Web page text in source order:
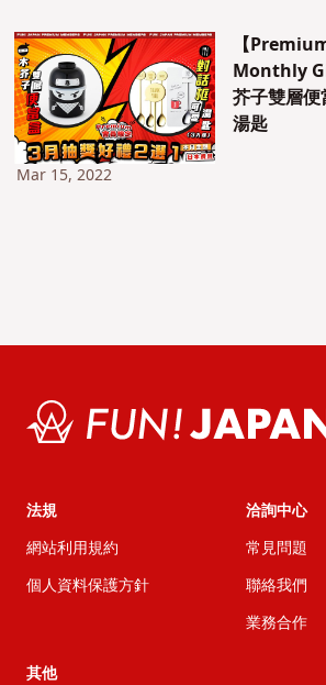
【
Monthly
芥子雙層
湯匙
Mar 15, 2022
法規
網站利用規約
個人資料保護方針
洽詢中心
常見問題
聯絡我們
業務合作
其他